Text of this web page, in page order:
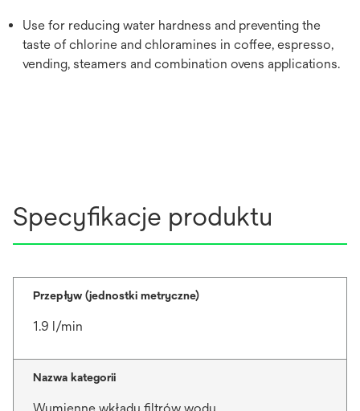
Use for reducing water hardness and preventing the
taste of chlorine and chloramines in coffee, espresso,
vending, steamers and combination ovens applications.
Specyfikacje produktu
Przepływ (jednostki metryczne)
1.9 l/min
Nazwa kategorii